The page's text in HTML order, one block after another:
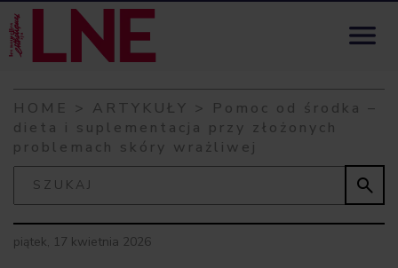
Skip to content

HOME > ARTYKUŁY > Pomoc od środka –
dieta i suplementacja przy złożonych
problemach skóry wrażliwej

piątek, 17 kwietnia 2026